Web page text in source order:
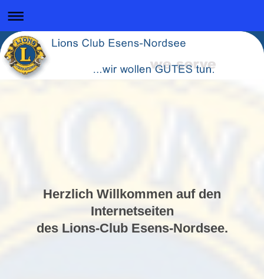
Herzlich Willkommen auf den
Internetseiten
des Lions-Club Esens-Nordsee.